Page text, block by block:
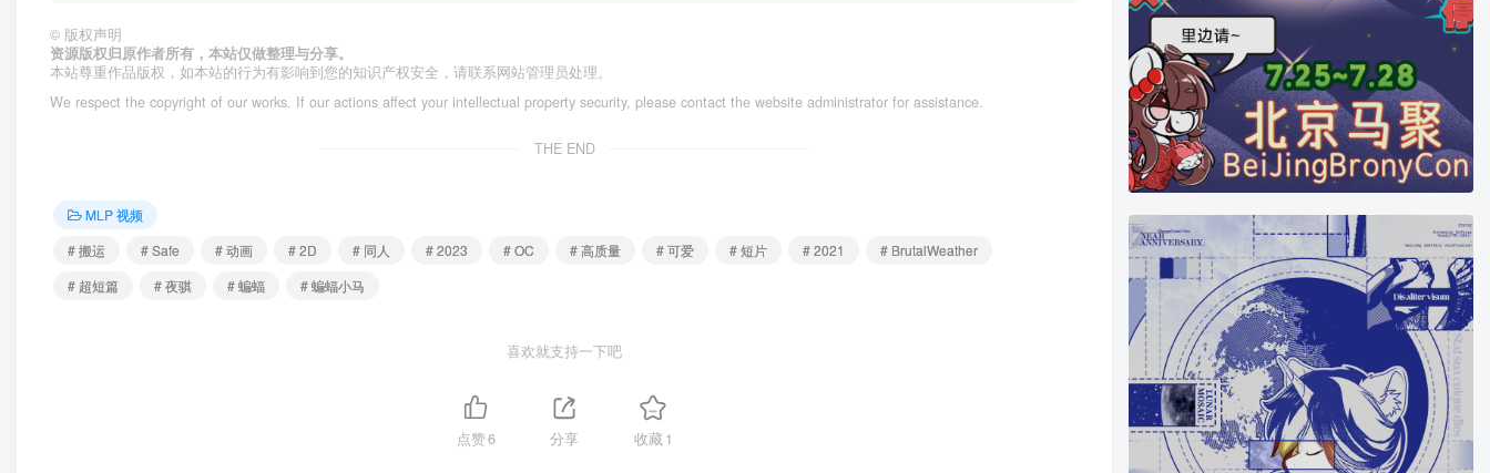
© 版权声明
资源版权归原作者所有，本站仅做整理与分享。
本站尊重作品版权，如本站的行为有影响到您的知识产权安全，请联系网站管理员处理。
We respect the copyright of our works. If our actions affect your intellectual property security, please contact the website administrator for assistance.
THE END
MLP 视频
# 搬运
# Safe # 动画 # 2D # 同人 # 2023 # OC # 高质量 # 可爱 # 短片 # 2021
# BrutalWeather
# 超短篇
# 夜骐 # 蝙蝠 # 蝙蝠小马
喜欢就支持一下吧
点赞6 分享 收藏1